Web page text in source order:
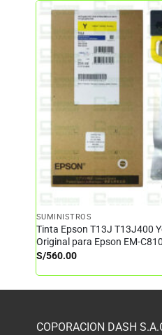
SUMINISTROS
Tinta Epson T13J T13J400
Original para Epson EM-
S/560.00
COPORACION DASH